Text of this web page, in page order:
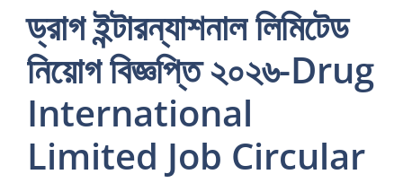
ড্রাগ ইন্টারন্যাশনাল লিমিটেড
নিয়োগ বিজ্ঞপ্তি ২০২৬-Drug
International
Limited Job Circular